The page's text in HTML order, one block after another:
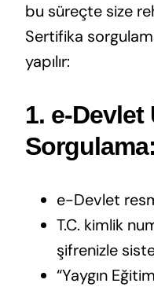
bu süreçte size
Sertifika
yapılır:
1. e-Devlet
Sorgulama:
e-Devlet
T.C. kimlik
şifrenizle
“Yaygın